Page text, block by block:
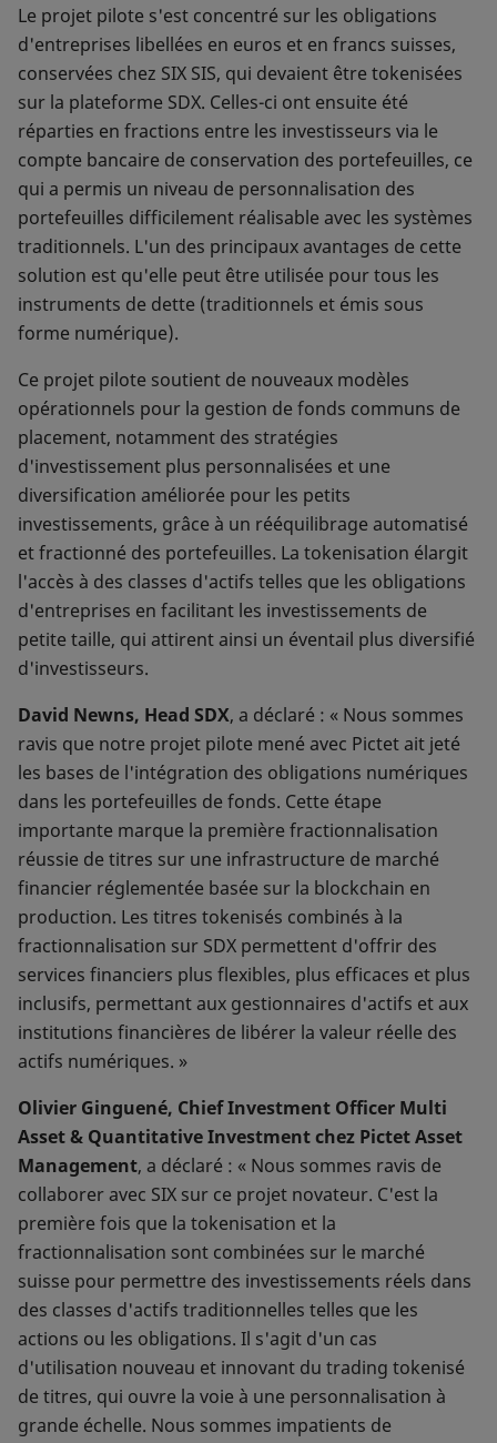
Le projet pilote s'est concentré sur les obligations
d'entreprises libellées en euros et en francs suisses,
conservées chez SIX SIS, qui devaient être tokenisées
sur la plateforme SDX. Celles-ci ont ensuite été
réparties en fractions entre les investisseurs via le
compte bancaire de conservation des portefeuilles, ce
qui a permis un niveau de personnalisation des
portefeuilles difficilement réalisable avec les systèmes
traditionnels. L'un des principaux avantages de cette
solution est qu'elle peut être utilisée pour tous les
instruments de dette (traditionnels et émis sous
forme numérique).
Ce projet pilote soutient de nouveaux modèles
opérationnels pour la gestion de fonds communs de
placement, notamment des stratégies
d'investissement plus personnalisées et une
diversification améliorée pour les petits
investissements, grâce à un rééquilibrage automatisé
et fractionné des portefeuilles. La tokenisation élargit
l'accès à des classes d'actifs telles que les obligations
d'entreprises en facilitant les investissements de
petite taille, qui attirent ainsi un éventail plus diversifié
d'investisseurs.
David Newns, Head SDX, a déclaré : « Nous sommes
ravis que notre projet pilote mené avec Pictet ait jeté
les bases de l'intégration des obligations numériques
dans les portefeuilles de fonds. Cette étape
importante marque la première fractionnalisation
réussie de titres sur une infrastructure de marché
financier réglementée basée sur la blockchain en
production. Les titres tokenisés combinés à la
fractionnalisation sur SDX permettent d'offrir des
services financiers plus flexibles, plus efficaces et plus
inclusifs, permettant aux gestionnaires d'actifs et aux
institutions financières de libérer la valeur réelle des
actifs numériques. »
Olivier Ginguené, Chief Investment Officer Multi
Asset & Quantitative Investment chez Pictet Asset
Management, a déclaré : « Nous sommes ravis de
collaborer avec SIX sur ce projet novateur. C'est la
première fois que la tokenisation et la
fractionnalisation sont combinées sur le marché
suisse pour permettre des investissements réels dans
des classes d'actifs traditionnelles telles que les
actions ou les obligations. Il s'agit d'un cas
d'utilisation nouveau et innovant du trading tokenisé
de titres, qui ouvre la voie à une personnalisation à
grande échelle. Nous sommes impatients de